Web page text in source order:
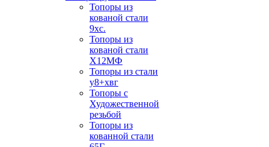
Топоры из
кованой стали
9хс.
Топоры из
кованой стали
Х12МФ
Топоры из стали
у8+хвг
Топоры с
Художественной
резьбой
Топоры из
кованной стали